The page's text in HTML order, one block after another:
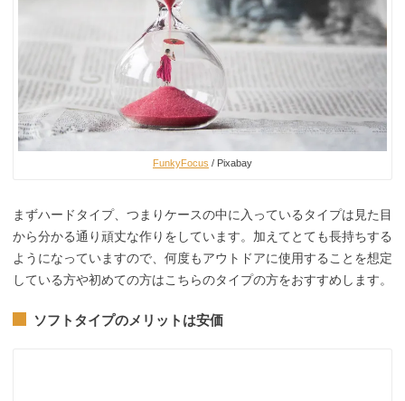
FunkyFocus / Pixabay
まずハードタイプ、つまりケースの中に入っているタイプは見た目
から分かる通り頑丈な作りをしています。加えてとても長持ちする
ようになっていますので、何度もアウトドアに使用することを想定
している方や初めての方はこちらのタイプの方をおすすめします。
ソフトタイプのメリットは安価